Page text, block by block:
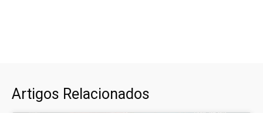
Artigos Relacionados